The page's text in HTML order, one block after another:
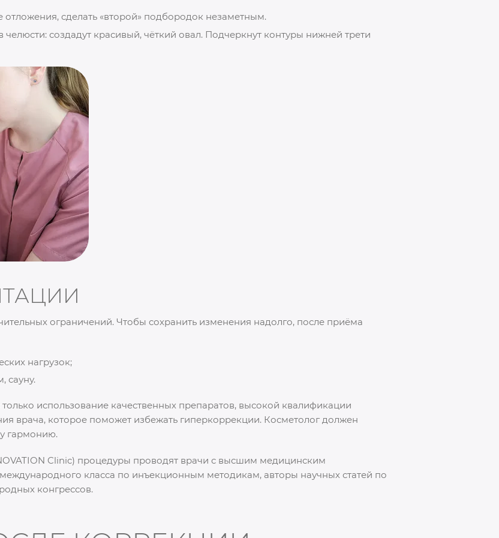
сделать «второй» подбородок незаметным.
создадут красивый, чёткий овал. Подчеркнут контуры нижней трети
ограничений. Чтобы сохранить изменения надолго, после приёма
нагрузок;
сауну.
использование качественных препаратов, высокой квалификации
врача, которое поможет избежать гиперкоррекции. Косметолог должен
гармонию.
Clinic) процедуры проводят врачи с высшим медицинским
класса по инъекционным методикам, авторы научных статей по
конгрессов.